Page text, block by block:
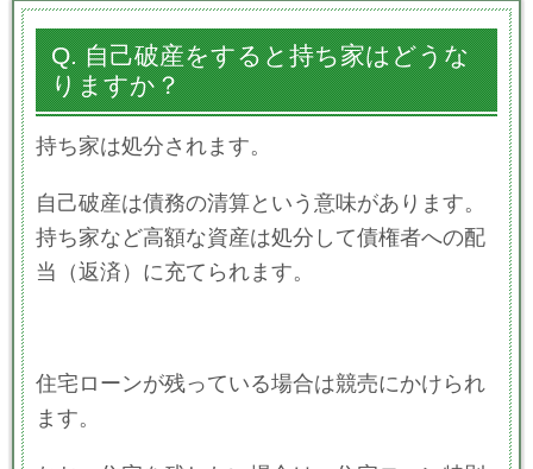
Q. 自己破産をすると持ち家はどうな
りますか？
持ち家は処分されます。
自己破産は債務の清算という意味があります。
持ち家など高額な資産は処分して債権者への配
当（返済）に充てられます。
住宅ローンが残っている場合は競売にかけられ
ます。